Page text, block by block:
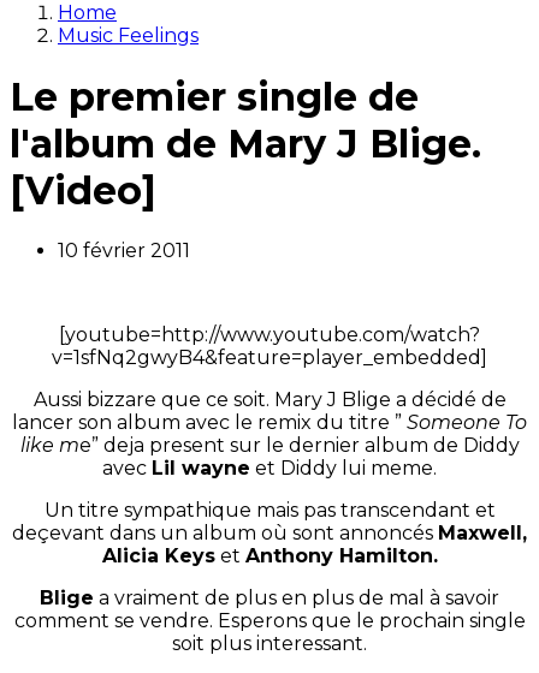
Home
Music Feelings
Le premier single de
l'album de Mary J Blige.
[Video]
10 février 2011
[youtube=http://www.youtube.com/watch?
v=1sfNq2gwyB4&feature=player_embedded]
Aussi bizzare que ce soit. Mary J Blige a décidé de
lancer son album avec le remix du titre ” Someone To
like me” deja present sur le dernier album de Diddy
avec Lil wayne et Diddy lui meme.
Un titre sympathique mais pas transcendant et
deçevant dans un album où sont annoncés Maxwell,
Alicia Keyset Anthony Hamilton.
Blige a vraiment de plus en plus de mal à savoir
comment se vendre. Esperons que le prochain single
soit plus interessant.